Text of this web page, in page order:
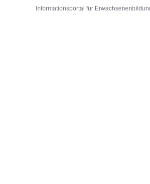
Informationsportal für